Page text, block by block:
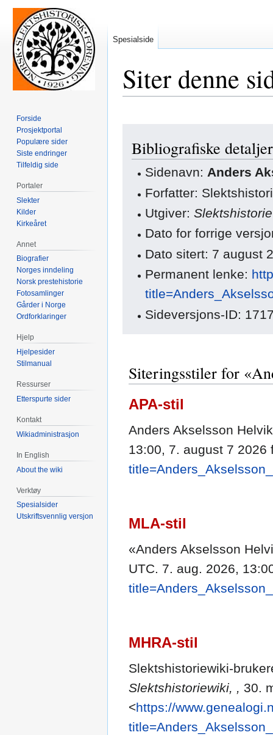
Siter denne
navigering
søkBibliografiske
Sidenavn: Anders
Forfatter:
Utgiver:
Dato for forrige
Dato sitert: 7 august
Permanent lenke:
Sideversjons-ID:
Siteringsstiler for
APA-stil
Anders Akselsson
13:00, 7. august 7 2026
MLA-stil
«Anders Akselsson
UTC. 7. aug. 2026,
MHRA-stil
Slektshistoriewiki-
Slektshistoriewiki, , 30.
<https://
Spesialside
Forside
Prosjektportal
Populære sider
Siste endringer
Tilfeldig side
Portaler
Slekter
Kilder
Kirkeåret
Annet
Biografier
Norges inndeling
Norsk prestehistorie
Fotosamlinger
Gårder i Norge
Ordforklaringer
Hjelp
Hjelpesider
Stilmanual
Ressurser
Etterspurte sider
Kontakt
Wikiadministrasjon
In English
About the wiki
Verktøy
Spesialsider
Utskriftsvennlig versjon